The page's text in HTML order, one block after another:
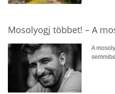
Mosolyogj többet! – A
A